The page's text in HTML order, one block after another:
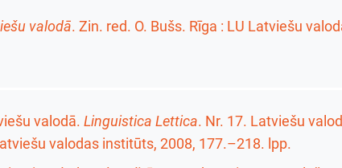
valodā. Zin. red. O. Bušs. Rīga : LU Latviešu
valodā. Linguistica Lettica. Nr. 17. Latviešu
valodas institūts, 2008, 177.–218. lpp.